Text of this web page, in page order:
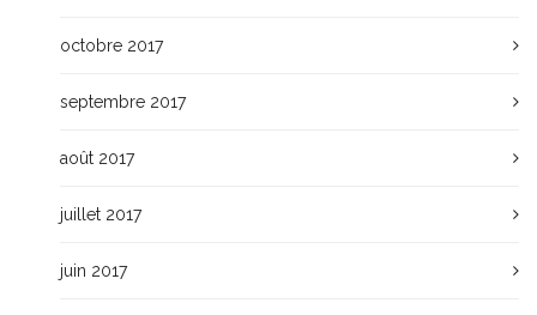
octobre 2017
septembre 2017
août 2017
juillet 2017
juin 2017